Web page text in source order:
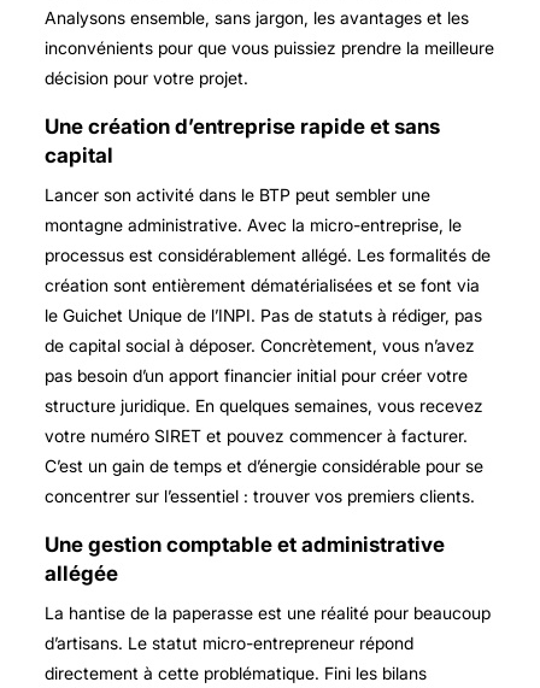
Analysons ensemble, sans jargon, les avantages et les
inconvénients pour que vous puissiez prendre la meilleure
décision pour votre projet.
Une création d’entreprise rapide et sans
capital
Lancer son activité dans le BTP peut sembler une
montagne administrative. Avec la micro-entreprise, le
processus est considérablement allégé. Les formalités de
création sont entièrement dématérialisées et se font via
le Guichet Unique de l’INPI. Pas de statuts à rédiger, pas
de capital social à déposer. Concrètement, vous n’avez
pas besoin d’un apport financier initial pour créer votre
structure juridique. En quelques semaines, vous recevez
votre numéro SIRET et pouvez commencer à facturer.
C’est un gain de temps et d’énergie considérable pour se
concentrer sur l’essentiel : trouver vos premiers clients.
Une gestion comptable et administrative
allégée
La hantise de la paperasse est une réalité pour beaucoup
d’artisans. Le statut micro-entrepreneur répond
directement à cette problématique. Fini les bilans